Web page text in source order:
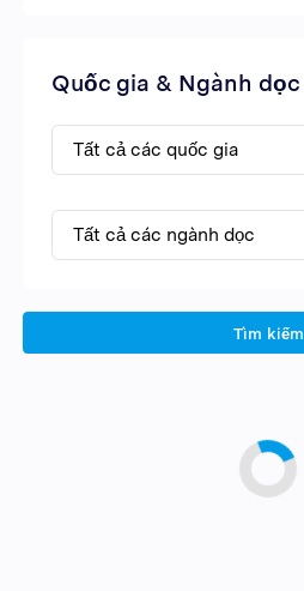
Quốc gia & Ngành dọc
Tìm kiếm